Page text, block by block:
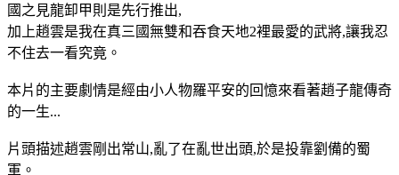
國之見龍卸甲則是先行推出,
加上趙雲是我在真三國無雙和吞食天地2裡最愛的武將,讓我忍
不住去一看究竟。
本片的主要劇情是經由小人物羅平安的回憶來看著趙子龍傳奇
的一生...
片頭描述趙雲剛出常山,亂了在亂世出頭,於是投靠劉備的蜀
軍。